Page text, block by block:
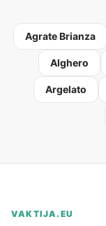
Agrate Brianza
Alghero
Argelato
VAKTIJA.EU